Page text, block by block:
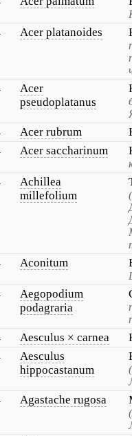
Acer platanoides
Acer
pseudoplatanus
Acer rubrum
Acer saccharinum
Achillea
millefolium
Aconitum
Aegopodium
podagraria
Aesculus × carnea
Aesculus
hippocastanum
Agastache rugosa